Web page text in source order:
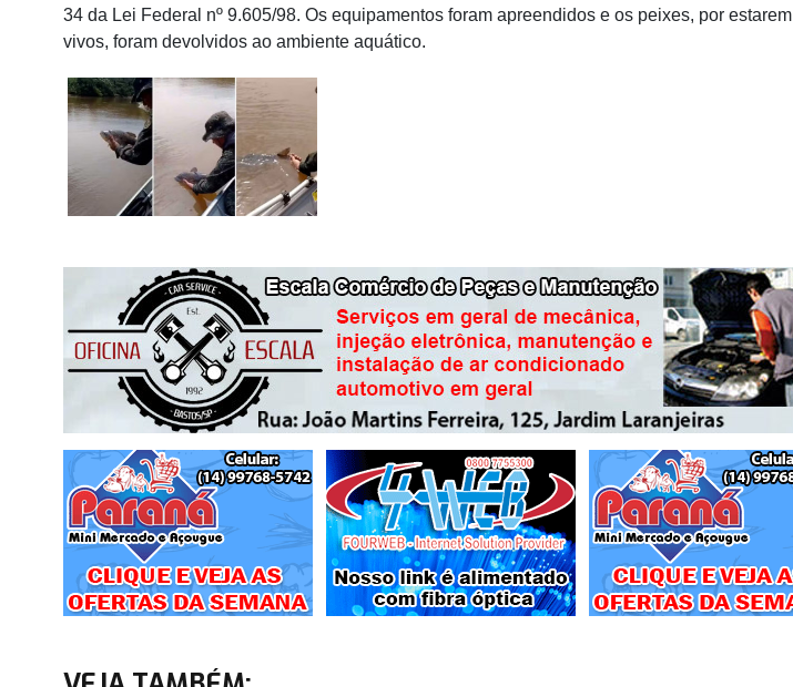
34 da Lei Federal nº 9.605/98. Os equipamentos foram apreendidos e os peixes, por estarem
vivos, foram devolvidos ao ambiente aquático.